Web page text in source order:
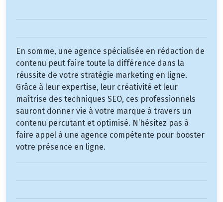
En somme, une agence spécialisée en rédaction de
contenu peut faire toute la différence dans la
réussite de votre stratégie marketing en ligne.
Grâce à leur expertise, leur créativité et leur
maîtrise des techniques SEO, ces professionnels
sauront donner vie à votre marque à travers un
contenu percutant et optimisé. N’hésitez pas à
faire appel à une agence compétente pour booster
votre présence en ligne.